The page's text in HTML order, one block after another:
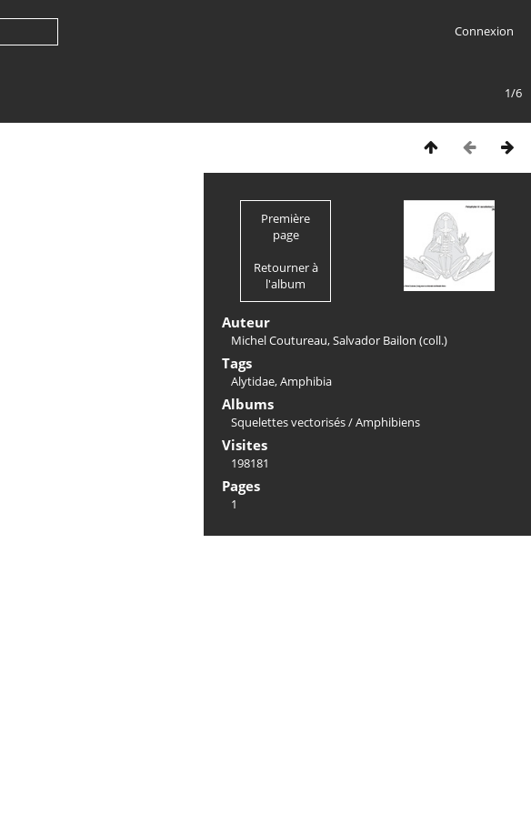
Connexion
1/6
Première
page
Retourner à
l'album
Auteur
Michel Coutureau, Salvador Bailon (coll.)
Tags
Alytidae,Amphibia
Albums
Squelettes vectorisés/Amphibiens
Visites
198181
Pages
1